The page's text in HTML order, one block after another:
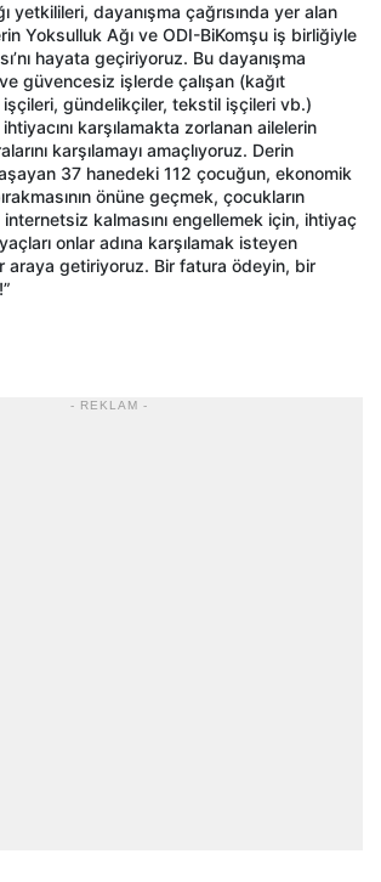
yetkilileri, dayanışma çağrısında yer alan
Yoksulluk Ağı ve ODI-BiKomşu iş birliğiyle
hayata geçiriyoruz. Bu dayanışma
güvencesiz işlerde çalışan (kağıt
işçileri, gündelikçiler, tekstil işçileri vb.)
karşılamakta zorlanan ailelerin
karşılamayı amaçlıyoruz. Derin
37 hanedeki 112 çocuğun, ekonomik
önüne geçmek, çocukların
kalmasını engellemek için, ihtiyaç
onlar adına karşılamak isteyen
araya getiriyoruz. Bir fatura ödeyin, bir
- REKLAM -